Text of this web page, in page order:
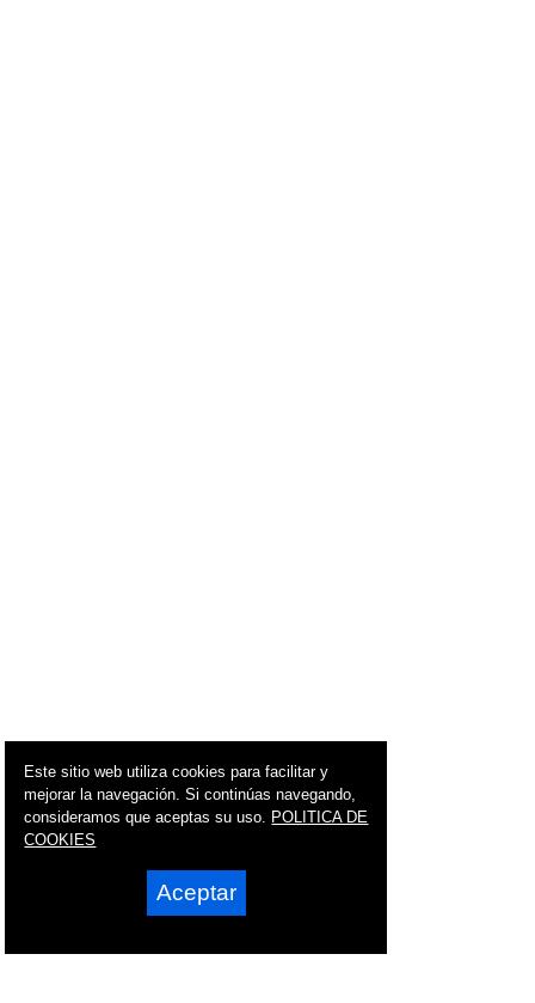
Este sitio web utiliza cookies para facilitar y
mejorar la navegación. Si continúas navegando,
consideramos que aceptas su uso. POLITICA DE
COOKIES
Aceptar